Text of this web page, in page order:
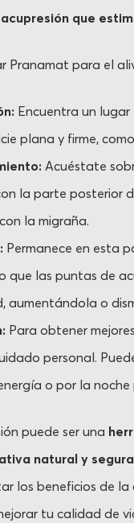
que
Pranamat para el
Encuentra un
plana y firme,
Acuéstate
la parte posterior
la migraña.
Permanece en esta
que las puntas de
aumentándola o
Para obtener
personal.
o por la
puede ser una
natural y
los beneficios de
tu calidad de